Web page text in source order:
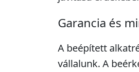
Garancia és
A beépített
vállalunk. A